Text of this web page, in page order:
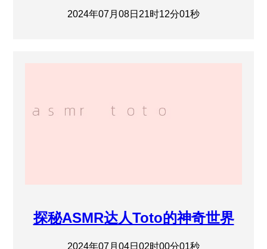
2024年07月08日21时12分01秒
探秘ASMR达人Toto的神奇世界
2024年07月04日02时00分01秒